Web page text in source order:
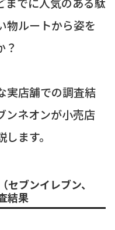
物ルートから姿を
？
実店舗での調査結
ンネオンが小売店
ます。
ブンイレブン、
結果